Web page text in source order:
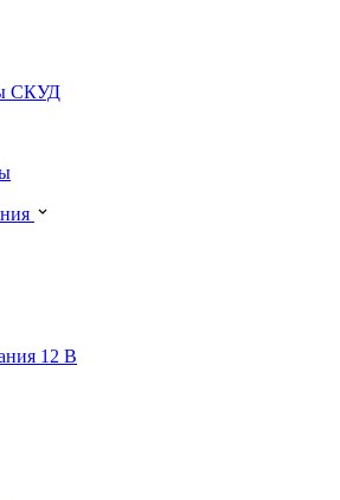
СКУД
12 В